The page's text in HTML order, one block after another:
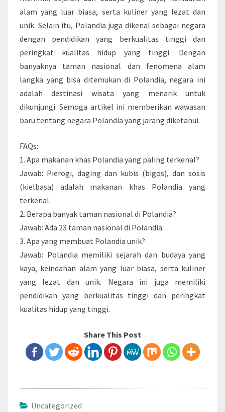
alam yang luar biasa, serta kuliner yang lezat dan
unik. Selain itu, Polandia juga dikenal sebagai negara
dengan pendidikan yang berkualitas tinggi dan
peringkat kualitas hidup yang tinggi. Dengan
banyaknya taman nasional dan fenomena alam
langka yang bisa ditemukan di Polandia, negara ini
adalah destinasi wisata yang menarik untuk
dikunjungi. Semoga artikel ini memberikan wawasan
baru tentang negara Polandia yang jarang diketahui.
FAQs:
1. Apa makanan khas Polandia yang paling terkenal?
Jawab: Pierogi, daging dan kubis (bigos), dan sosis
(kielbasa) adalah makanan khas Polandia yang
terkenal.
2. Berapa banyak taman nasional di Polandia?
Jawab: Ada 23 taman nasional di Polandia.
3. Apa yang membuat Polandia unik?
Jawab: Polandia memiliki sejarah dan budaya yang
kaya, keindahan alam yang luar biasa, serta kuliner
yang lezat dan unik. Negara ini juga memiliki
pendidikan yang berkualitas tinggi dan peringkat
kualitas hidup yang tinggi.
Share This Post
Uncategorized